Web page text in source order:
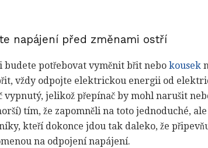
napájení před změnami ostří
budete potřebovat vyměnit břit nebo kousek
vždy odpojte elektrickou energii od
vypnutý, jelikož přepínač by mohl narušit
tím, že zapomněli na toto jednoduché,
kteří dokonce jdou tak daleko, že
na odpojení napájení.